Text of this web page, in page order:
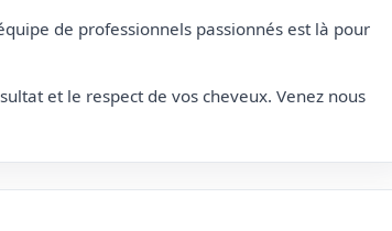
de professionnels passionnés est là pour
et le respect de vos cheveux. Venez nous